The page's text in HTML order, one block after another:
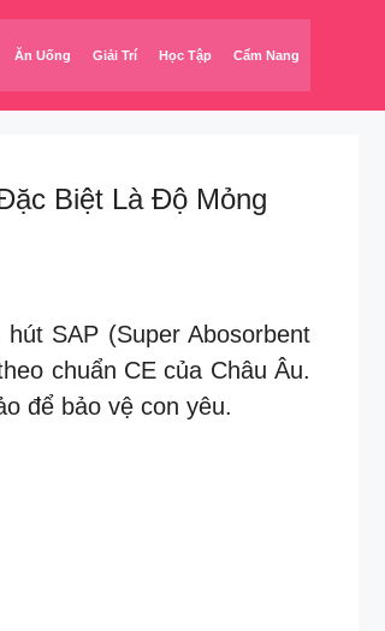
Ăn Uống Giải Trí Học Tập Cẩm Nang
Biệt Là Độ Mỏng
SAP (Super Abosorbent
chuẩn CE của Châu Âu.
để bảo vệ con yêu.